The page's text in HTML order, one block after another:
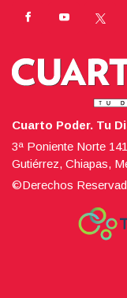
Cuarto Poder. Tu
3ª Poniente Norte
Gutiérrez, Chiapas,
©Derechos